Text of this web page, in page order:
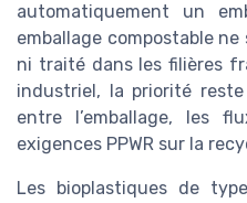
automatiquement un
emballage compostable
ni traité dans les filières
industriel, la priorité
entre l’emballage, les
exigences PPWR sur la
Les bioplastiques de